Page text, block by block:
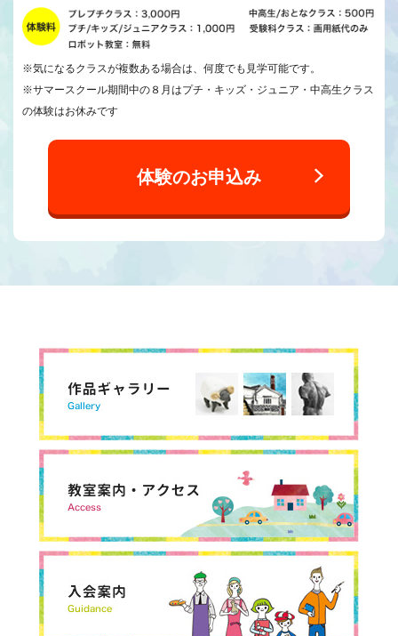
※気になるクラスが複数ある場合は、何度でも見学可能です。
※サマースクール期間中の８月はプチ・キッズ・ジュニア・中高生クラス
の体験はお休みです
体験のお申込み